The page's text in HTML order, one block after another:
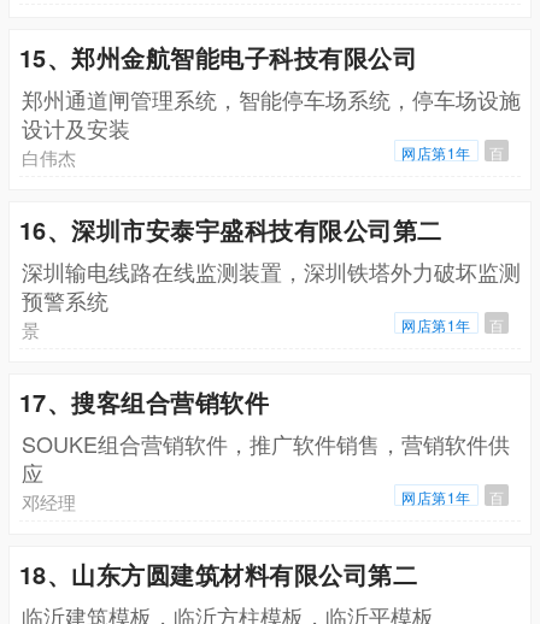
15、郑州金航智能电子科技有限公司
郑州通道闸管理系统，智能停车场系统，停车场设施
设计及安装
白伟杰 网店第1年 百
16、深圳市安泰宇盛科技有限公司第二
深圳输电线路在线监测装置，深圳铁塔外力破坏监测
预警系统
景 网店第1年 百
17、搜客组合营销软件
SOUKE组合营销软件，推广软件销售，营销软件供
应
邓经理 网店第1年 百
18、山东方圆建筑材料有限公司第二
临沂建筑模板，临沂方柱模板，临沂平模板